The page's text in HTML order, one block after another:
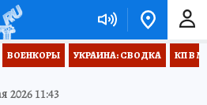
ВОЕНКОРЫ УКРАИНА: СВОДКА КП В
2026 11:43